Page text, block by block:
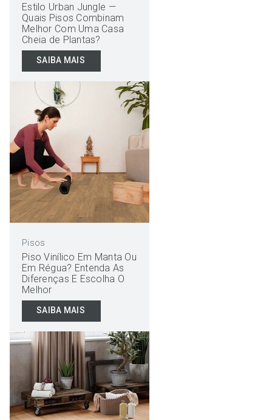
Estilo Urban Jungle —
Quais Pisos Combinam
Melhor Com Uma Casa
Cheia de Plantas?
SAIBA MAIS
Pisos
Piso Vinílico Em Manta Ou
Em Régua? Entenda As
Diferenças E Escolha O
Melhor
SAIBA MAIS